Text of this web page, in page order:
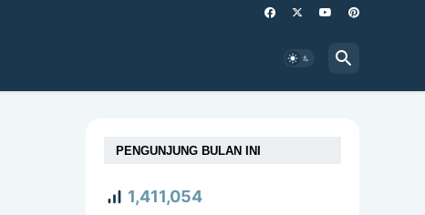
PENGUNJUNG BULAN INI
1,411,054